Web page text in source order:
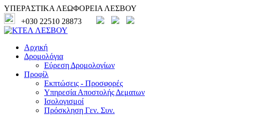
ΥΠΕΡΑΣΤΙΚΑ ΛΕΩΦΟΡΕΙΑ ΛΕΣΒΟΥ
+030 22510 28873
Αρχική
Δρομολόγια
Εύρεση Δρομολογίων
Προφίλ
Εκπτώσεις - Προσφορές
Υπηρεσία Αποστολής Δεματων
Ισολογισμοί
Πρόσκληση Γεν. Συν.